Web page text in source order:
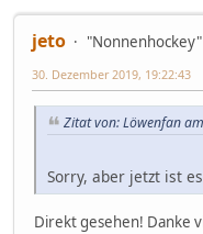
jeto
30. Dezember 2019, 19:22:43
Zitat von: Löwenfan
Sorry, aber jetzt ist
Direkt gesehen! Danke